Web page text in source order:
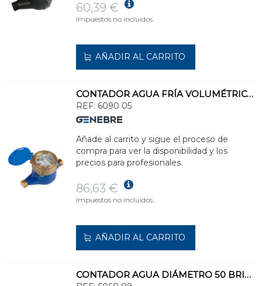
60,39 €
Impuestos no incluidos.
AÑADIR AL CARRITO
CONTADOR AGUA FRÍA VOLUMÉTRICO PISTÓN 3/4x3/4" DN15
REF: 6090 05
Añade al carrito y sigue el proceso de
compra para ver la disponibilidad y los
precios para profesionales.
86,63 €
Impuestos no incluidos.
AÑADIR AL CARRITO
CONTADOR AGUA DIÁMETRO 50 BRIDAS 2 WOLTMANN